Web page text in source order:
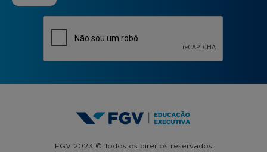
FGV 2023 © Todos os direitos reservados